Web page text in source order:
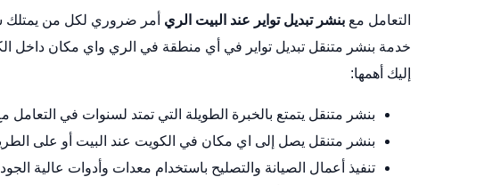
التعامل مع بنشر تبديل تواير عند البيت الري أمر ضروري لكل من يمتلك
خدمة بنشر متنقل تبديل تواير في أي منطقة في الري واي مكان داخل
إليك أهمها:
بنشر متنقل يتمتع بالخبرة الطويلة التي تمتد لسنوات في
بنشر متنقل يصل إلى اي مكان في الكويت عند البيت أو على
تنفيذ أعمال الصيانة والتصليح باستخدام معدات وأدوات عالية